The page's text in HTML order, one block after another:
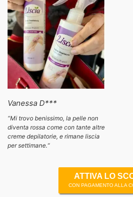
Vanessa D***
“Mi trovo benissimo, la pelle non
diventa rossa come con tante altre
creme depilatorie, e rimane liscia
per settimane.“
ATTIVA LO
CON PAGAMENTO ALLA